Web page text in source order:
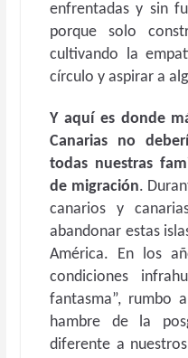
enfrentadas y sin
porque solo
cultivando la
círculo y aspirar a
Y aquí es donde
Canarias no
todas nuestras
de migración.
canarios y
abandonar estas
América. En los
condiciones
fantasma”, rumbo
hambre de la
diferente a